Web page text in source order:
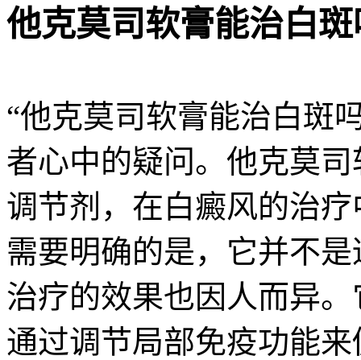
他克莫司软膏能治白
“他克莫司软膏能治白斑
者心中的疑问。他克莫
调节剂，在白癜风的治
需要明确的是，它并不
治疗的效果也因人而异
通过调节局部免疫功能